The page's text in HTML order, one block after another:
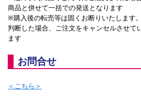
商品と併せて一括での発送となります
※購入後の転売等は固くお断りいたします
判断した場合、ご注文をキャンセルさせて
ます
お問合せ
＜こちら＞